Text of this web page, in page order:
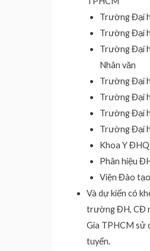
Trường Đại
Trường Đại
Trường Đại
Nhân văn
Trường Đại
Trường Đại
Trường Đại
Trường Đại
Khoa Y
Phân hiệu
Viện Đào
Và dự kiến có
trường ĐH, CĐ
Gia TPHCM sử
tuyển.